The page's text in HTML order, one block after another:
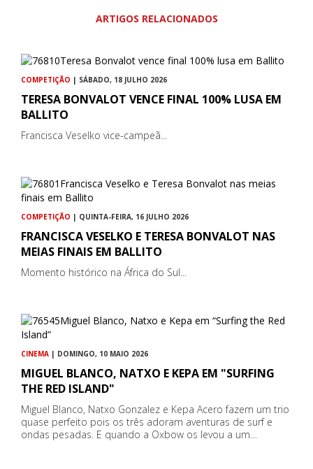
ARTIGOS RELACIONADOS
COMPETIÇÃO | SÁBADO, 18 JULHO 2026
TERESA BONVALOT VENCE FINAL 100% LUSA EM
BALLITO
Francisca Veselko vice-campeã...
COMPETIÇÃO | QUINTA-FEIRA, 16 JULHO 2026
FRANCISCA VESELKO E TERESA BONVALOT NAS
MEIAS FINAIS EM BALLITO
Momento histórico na África do Sul...
CINEMA | DOMINGO, 10 MAIO 2026
MIGUEL BLANCO, NATXO E KEPA EM "SURFING
THE RED ISLAND"
Miguel Blanco, Natxo Gonzalez e Kepa Acero fazem um trio
quase perfeito pois os três adoram aventuras de surf e
ondas pesadas. E quando a Oxbow os levou a um…